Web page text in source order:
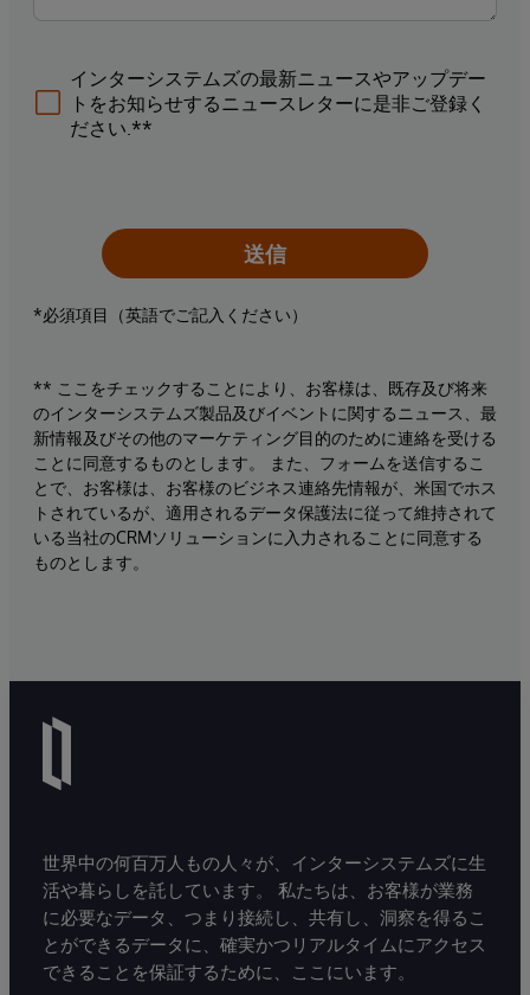
インターシステムズの最新ニュースやアップデー
トをお知らせするニュースレターに是非ご登録く
ださい.**
送信
*必須項目（英語でご記入ください）
** ここをチェックすることにより、お客様は、既存及び将来
のインターシステムズ製品及びイベントに関するニュース、最
新情報及びその他のマーケティング目的のために連絡を受ける
ことに同意するものとします。 また、フォームを送信するこ
とで、お客様は、お客様のビジネス連絡先情報が、米国でホス
トされているが、適用されるデータ保護法に従って維持されて
いる当社のCRMソリューションに入力されることに同意する
ものとします。
世界中の何百万人もの人々が、インターシステムズに生
活や暮らしを託しています。 私たちは、お客様が業務
に必要なデータ、つまり接続し、共有し、洞察を得るこ
とができるデータに、確実かつリアルタイムにアクセス
できることを保証するために、ここにいます。